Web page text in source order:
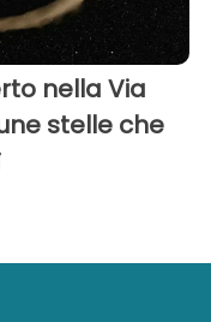
nella Via
stelle che